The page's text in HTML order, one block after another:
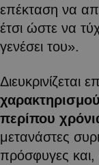
επέκταση να
έτσι ώστε να
γενέσει του».
Διευκρινίζεται
περίπου
μετανάστες
πρόσφυγες και,